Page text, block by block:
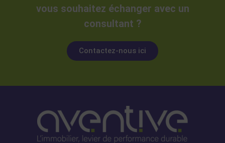
vous souhaitez échanger avec un
consultant ?
Contactez-nous ici